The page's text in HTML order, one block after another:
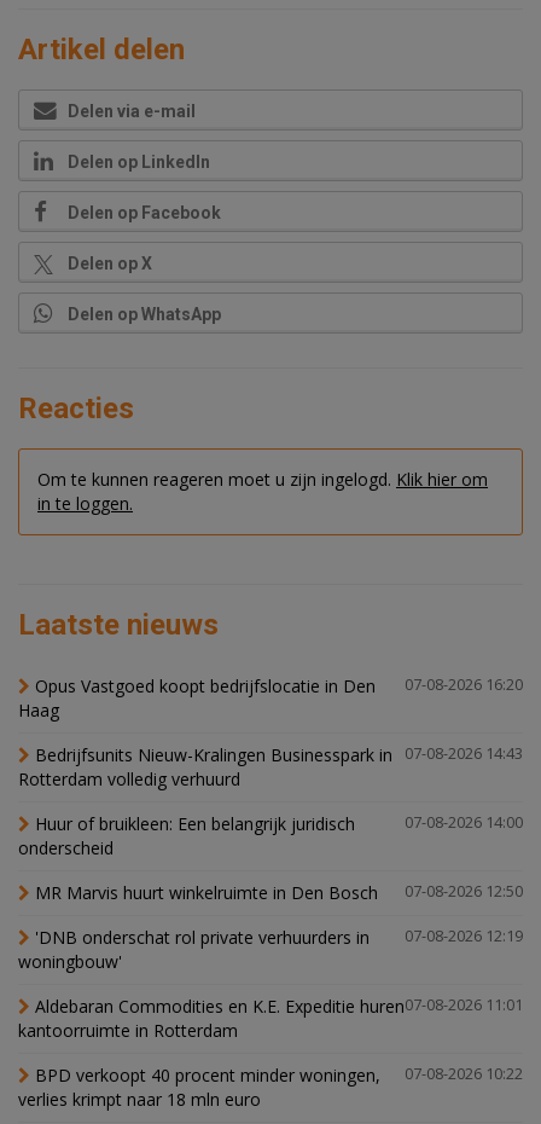
Artikel delen
Delen via e-mail
Delen op LinkedIn
Delen op Facebook
Delen op X
Delen op WhatsApp
Reacties
Om te kunnen reageren moet u zijn ingelogd. Klik hier om
in te loggen.
Laatste nieuws
07-08-2026 16:20
Opus Vastgoed koopt bedrijfslocatie in Den
Haag
07-08-2026 14:43
Bedrijfsunits Nieuw-Kralingen Businesspark in
Rotterdam volledig verhuurd
07-08-2026 14:00
Huur of bruikleen: Een belangrijk juridisch
onderscheid
07-08-2026 12:50
MR Marvis huurt winkelruimte in Den Bosch
07-08-2026 12:19
'DNB onderschat rol private verhuurders in
woningbouw'
07-08-2026 11:01
Aldebaran Commodities en K.E. Expeditie huren
kantoorruimte in Rotterdam
07-08-2026 10:22
BPD verkoopt 40 procent minder woningen,
verlies krimpt naar 18 mln euro